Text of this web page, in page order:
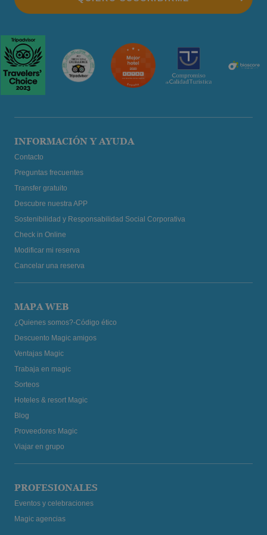
INFORMACIÓN Y AYUDA
Contacto
Preguntas frecuentes
Transfer gratuito
Descubre nuestra APP
Sostenibilidad y Responsabilidad Social Corporativa
Check in Online
Modificar mi reserva
Cancelar una reserva
MAPA WEB
¿Quienes somos?-Código ético
Descuento Magic amigos
Ventajas Magic
Trabaja en magic
Sorteos
Hoteles & resort Magic
Blog
Proveedores Magic
Viajar en grupo
PROFESIONALES
Eventos y celebraciones
Magic agencias